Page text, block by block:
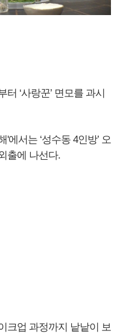
‘사랑꾼’ 면모를 과시
에서는 ‘성수동 4인방’ 오
출에 나선다.
크업 과정까지 낱낱이 보